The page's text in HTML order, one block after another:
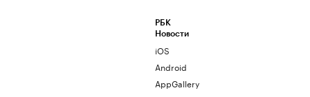
РБК
Новости
iOS
Android
AppGallery